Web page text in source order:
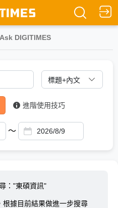
Ask DIGITIMES
進階使用技巧
～
："東碩資訊"
根據目前結果做進一步搜尋